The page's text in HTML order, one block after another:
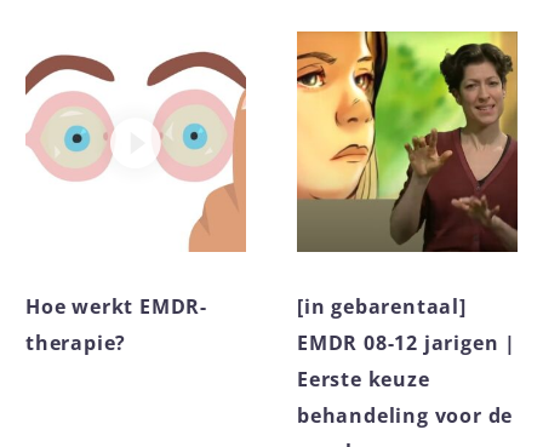
Hoe werkt EMDR-
therapie?
[in gebarentaal]
EMDR 08-12 jarigen |
Eerste keuze
behandeling voor de